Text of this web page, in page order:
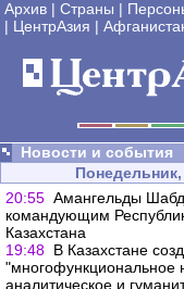
Архив | Страны |
| ЦентрАзия |
Новости и события
Понедельник,
20:55 Амангельды
командующим
Казахстана
19:48 В Казахстане
"многофункциональное
аналитическое и